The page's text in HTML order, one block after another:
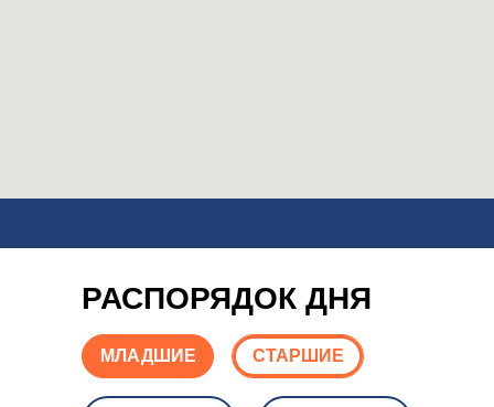
РАСПОРЯДОК ДНЯ
МЛАДШИЕ СТАРШИЕ